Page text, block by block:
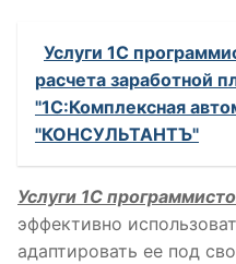
Услуги 1С
расчета заработной
"1С:Комплексная
"КОНСУЛЬТАНТЪ"
Услуги 1С
эффективно
адаптировать ее под